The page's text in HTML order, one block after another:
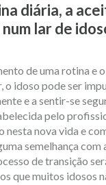
diária, a
lar de
de uma rotina e
o idoso pode ser
e a sentir-se
pelo
nesta nova vida e
semelhança com
de transição
que muitos idosos